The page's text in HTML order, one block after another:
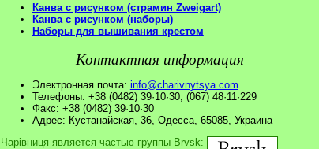
Канва с рисунком (страмин Zweigart)
Канва с рисунком (наборы)
Наборы для вышивания крестом
Контактная информация
Электронная почта: info@charivnytsya.com
Телефоны: +38 (0482) 39·10·30, (067) 48·11·229
Факс: +38 (0482) 39·10·30
Адрес: Кустанайская, 36, Одесса, 65085, Украина
Чарівниця является частью группы Brvsk: